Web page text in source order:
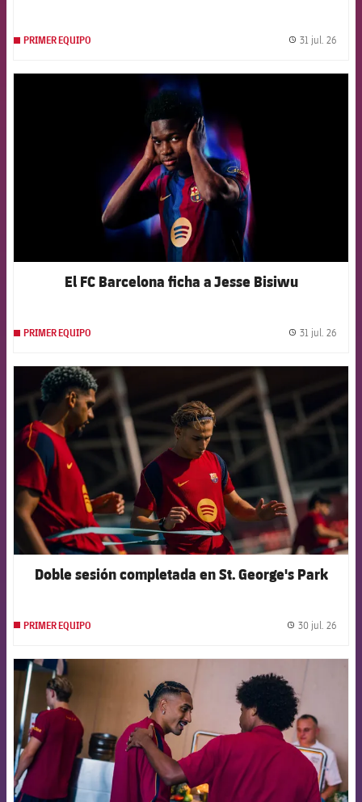
PRIMER EQUIPO 31 jul. 26
FCB Barcelona badge
El FC Barcelona ficha a Jesse Bisiwu
PRIMER EQUIPO 31 jul. 26
FCB Barcelona badge
Doble sesión completada en St. George's Park
PRIMER EQUIPO 30 jul. 26